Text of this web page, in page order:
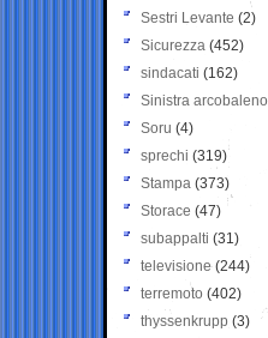
Sestri Levante (2)
Sicurezza (452)
sindacati (162)
Sinistra arcobaleno
Soru (4)
sprechi (319)
Stampa (373)
Storace (47)
subappalti (31)
televisione(244)
terremoto (402)
thyssenkrupp (3)